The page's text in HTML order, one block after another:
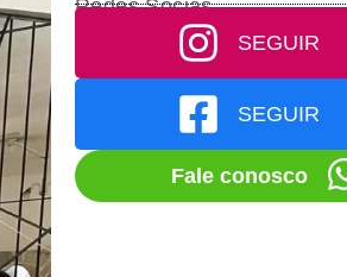
Redes Socias
SEGUIR
SEGUIR
Fale conosco